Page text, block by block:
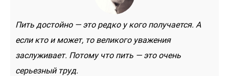
Пить достойно — это редко у кого получается. А
если кто и может, то великого уважения
заслуживает. Потому что пить — это очень
серьезный труд.